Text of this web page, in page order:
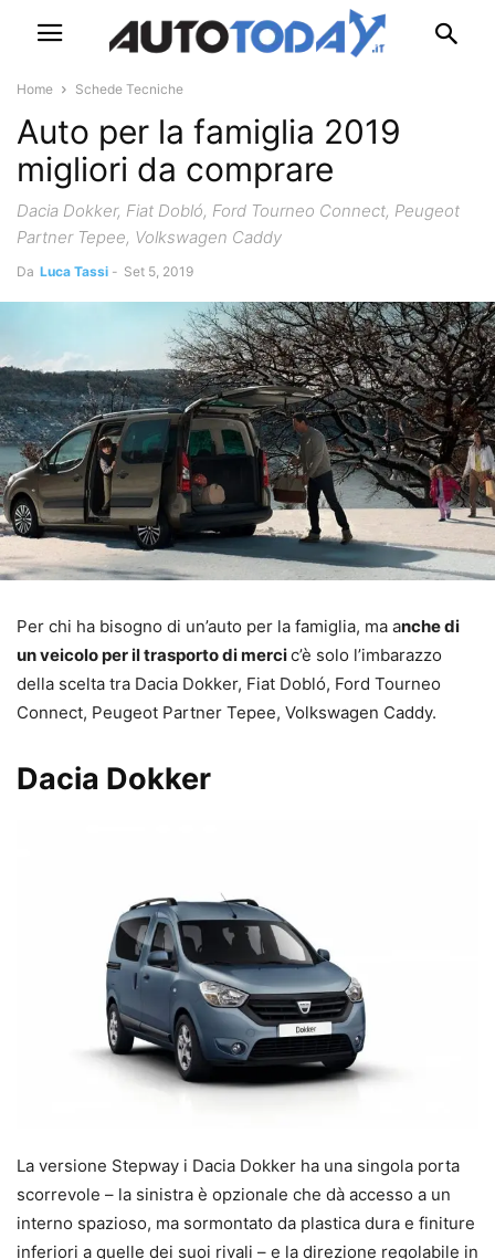
Home Schede Tecniche
Auto per la famiglia 2019
migliori da comprare
Dacia Dokker, Fiat Dobló, Ford Tourneo Connect, Peugeot
Partner Tepee, Volkswagen Caddy
Da Luca Tassi - Set 5, 2019
Per chi ha bisogno di un’auto per la famiglia, ma anche di
un veicolo per il trasporto di mercic’è solo l’imbarazzo
della scelta tra Dacia Dokker, Fiat Dobló, Ford Tourneo
Connect, Peugeot Partner Tepee, Volkswagen Caddy.
Dacia Dokker
La versione Stepway i Dacia Dokker ha una singola porta
scorrevole – la sinistra è opzionale che dà accesso a un
interno spazioso, ma sormontato da plastica dura e finiture
inferiori a quelle dei suoi rivali – e la direzione regolabile in